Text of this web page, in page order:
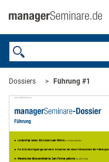
Dossiers Führung #1